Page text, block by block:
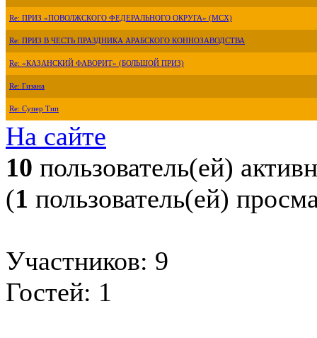
Re: ПРИЗ «ПОВОЛЖСКОГО ФЕДЕРАЛЬНОГО ОКРУГА» (МСХ)
Re: ПРИЗ В ЧЕСТЬ ПРАЗДНИКА АРАБСКОГО КОННОЗАВОДСТВА
Re: «КАЗАНСКИЙ ФАВОРИТ» (БОЛЬШОЙ ПРИЗ)
Re: Гизана
Re: Супер Тип
На сайте
10 пользователь(ей)
(1 пользователь(ей)
Участников: 9
Гостей: 1